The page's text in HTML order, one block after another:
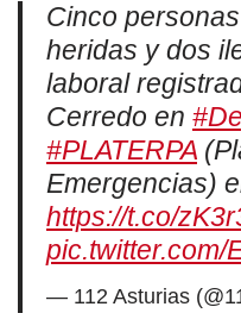
Cinco
heridas y dos
laboral
Cerredo en
#PLATERPA
Emergencias)
https://t.co/
pic.twitter.com/
— 112 Asturias